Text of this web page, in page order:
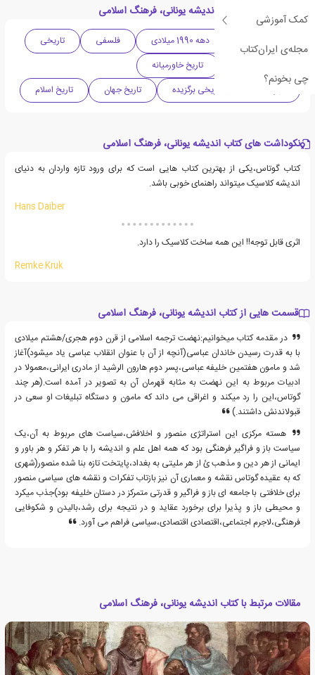
کمک آموزشی
مجله‌ی ایران‌کتاب
چی بخونم؟
دسته بندی های کتاب اندیشه یونانی، فرهنگ اسلامی
دهه 1990 میلادی فلسفی
تاریخی
تاریخ خاورمیانه
فهرست کتاب های تاریخی برگزیده
تاریخ جهان تاریخ اسلام
نکوداشت های کتاب اندیشه یونانی، فرهنگ اسلامی
کتاب گوتاس،یکی از بهترین کتاب هایی است که برای ورود تازه واردان به دنیای
اندیشه کلاسیک میتواند راهنمای خوبی باشد.
Hans Daiber
اثری قابل توجه!! این همه ساخت کلاسیک را دارد.
Remke Kruk
قسمت هایی از کتاب اندیشه یونانی، فرهنگ اسلامی
در مقدمه کتاب میخوانیم:نهضت ترجمه اسلامی از قرن دوم هجری/هشتم میلادی
با به قدرت رسیدن خاندان عباسی(آنچه از آن با عنوان انقلاب عباسی یاد میشود)آغاز
شد و مامون هفتمین خلیفه عباسی،پسر دوم هارون الرشید از مادری ایرانی،معمولا در
ادبیات مربوط به این نهضت به مثابه قهرمان آن به تصویر در آمده است.(هر چند
گوتاس،این را رد میکند و اغراقی می داند که مامون و دستگاه تبلیغات او سعی در
قبولاندنش داشتند.)
هسته مرکزی این استراتژی منصور و اخلافش،سیاست های مربوط به آن،یک
سیاست باز و فراگیر فرهنگی بود که همه اهل علم و اندیشه را با هر تفکر و هر باور و
ایمانی از هر دین و مذهب ئ از هر ملیتی به بغداد،پایتخت تازه بنا شده منصور(شهری
که به عقیده گوتاس نقشه و معماری آن نیز بازتاب تفکرات و نقشه های سیاسی منصور
برای خلافتی با جامعه ای باز و فراگیر و قدرتی متمرکز در دستان خلیفه بود)جذب میکرد
و محیطی باز و پذیرا برای برخورد عقاید و در نتیجه برای رشد،بالیدن و شکوفایی
فرهنگی،لاجرم اجتماعی،اقتصادی اقتصادی،سیاسی فراهم می آورد.
مقالات مرتبط با کتاب اندیشه یونانی، فرهنگ اسلامی